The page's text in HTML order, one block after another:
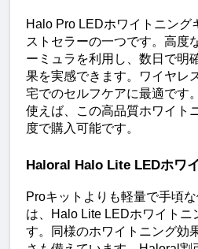
Halo Pro LEDホワイトニング
ストセラーの一つです。高度
ーミュラを利用し、数日で明
果を実感できます。ワイヤレ
宅でのセルフケアに最適です
使えば、この高品質ホワイト
度で購入可能です。
Haloral Halo Lite LEDホワ
Proキットよりも軽量で手頃
は、Halo Lite LEDホワイトニ
す。同様のホワイトニング効